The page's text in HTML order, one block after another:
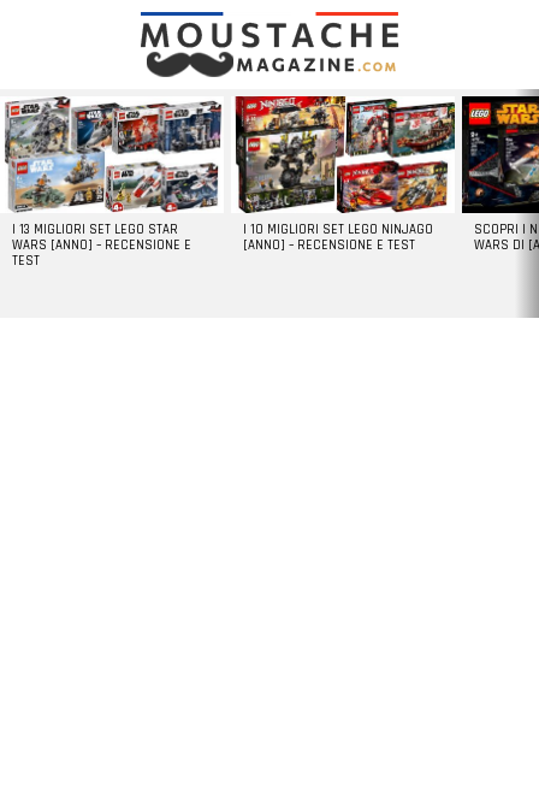
LATEST
STORIES
I 13 MIGLIORI SET LEGO STAR
WARS [ANNO] – RECENSIONE E
TEST
I 10 MIGLIORI SET LEGO NINJAGO
[ANNO] – RECENSIONE E TEST
SCOPRI I
WARS DI